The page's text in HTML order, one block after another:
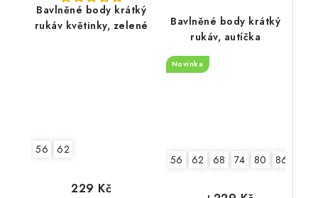
Bavlněné body krátký
rukáv květinky, zelené
56 62
229 Kč
Bavlněné body krátký
rukáv, autíčka
Novinka
56 62 68 74 80 86